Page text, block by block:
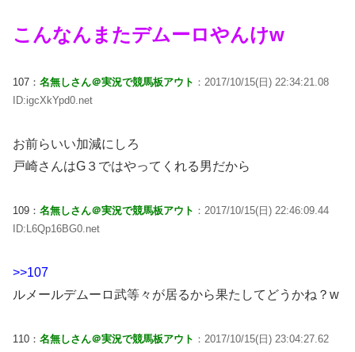
こんなんまたデムーロやんけw
107： 名無しさん＠実況で競馬板アウト ：2017/10/15(日) 22:34:21.08
ID:igcXkYpd0.net
お前らいい加減にしろ
戸崎さんはG３ではやってくれる男だから
109： 名無しさん＠実況で競馬板アウト ：2017/10/15(日) 22:46:09.44
ID:L6Qp16BG0.net
>>107
ルメールデムーロ武等々が居るから果たしてどうかね？w
110： 名無しさん＠実況で競馬板アウト ：2017/10/15(日) 23:04:27.62